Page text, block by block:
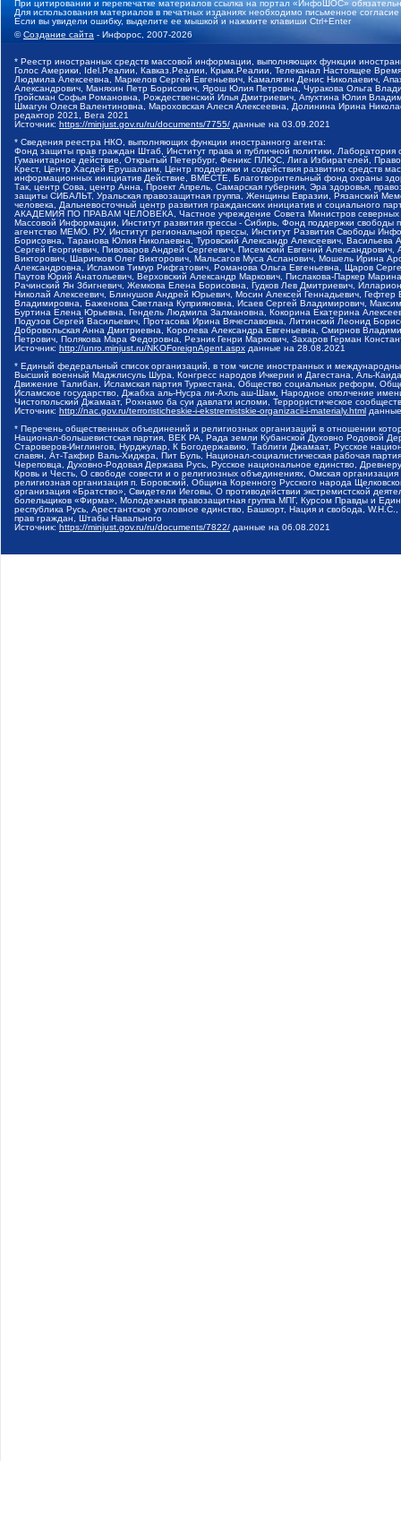
При цитировании и перепечатке материалов ссылка на портал «ИнфоШОС»
Для использования материалов в печатных изданиях необходимо письменное
Если вы увидели ошибку, выделите ее мышкой и нажмите клавиши Ctrl+Enter
©Создание сайта - Инфорос, 2007-2026
* Реестр иностранных средств массовой информации, выполняющих функции
Голос Америки, Idel.Реалии, Кавказ.Реалии, Крым.Реалии, Телеканал Настоящее
Людмила Алексеевна, Маркелов Сергей Евгеньевич, Камалягин Денис Николаевич,
Александрович, Маняхин Петр Борисович, Ярош Юлия Петровна, Чуракова Ольга
Гройсман Софья Романовна, Рождественский Илья Дмитриевич, Апухтина Юлия
Шмагун Олеся Валентиновна, Мароховская Алеся Алексеевна, Долинина Ирина
редактор 2021, Вега 2021
Источник: https://minjust.gov.ru/ru/documents/7755/ данные на 03.09.2021
* Сведения реестра НКО, выполняющих функции иностранного агента:
Фонд защиты прав граждан Штаб, Институт права и публичной политики,
Гуманитарное действие, Открытый Петербург, Феникс ПЛЮС, Лига Избирателей,
Крест, Центр Хасдей Ерушалаим, Центр поддержки и содействия развитию средств
информационных инициатив Действие, ВМЕСТЕ, Благотворительный фонд охраны
Так, центр Сова, центр Анна, Проект Апрель, Самарская губерния, Эра здоровья,
защиты СИБАЛЬТ, Уральская правозащитная группа, Женщины Евразии, Рязанский
человека, Дальневосточный центр развития гражданских инициатив и социального
АКАДЕМИЯ ПО ПРАВАМ ЧЕЛОВЕКА, Частное учреждение Совета Министров северных
Массовой Информации, Институт развития прессы - Сибирь, Фонд поддержки
агентство МЕМО. РУ, Институт региональной прессы, Институт Развития Свободы
Борисовна, Таранова Юлия Николаевна, Туровский Александр Алексеевич,
Сергей Георгиевич, Пивоваров Андрей Сергеевич, Писемский Евгений
Викторович, Шарипков Олег Викторович, Мальсагов Муса Асланович, Мошель Ирина
Александровна, Исламов Тимур Рифгатович, Романова Ольга Евгеньевна, Щаров
Паутов Юрий Анатольевич, Верховский Александр Маркович, Пислакова-Паркер
Рачинский Ян Збигневич, Жемкова Елена Борисовна, Гудков Лев Дмитриевич,
Николай Алексеевич, Блинушов Андрей Юрьевич, Мосин Алексей Геннадьевич,
Владимировна, Баженова Светлана Куприяновна, Исаев Сергей Владимирович,
Буртина Елена Юрьевна, Гендель Людмила Залмановна, Кокорина Екатерина
Подузов Сергей Васильевич, Протасова Ирина Вячеславовна, Литинский Леонид
Добровольская Анна Дмитриевна, Королева Александра Евгеньевна, Смирнов
Петрович, Полякова Мара Федоровна, Резник Генри Маркович, Захаров Герман
Источник: http://unro.minjust.ru/NKOForeignAgent.aspx данные на 28.08.2021
* Единый федеральный список организаций, в том числе иностранных и
Высший военный Маджлисуль Шура, Конгресс народов Ичкерии и Дагестана, Аль-
Движение Талибан, Исламская партия Туркестана, Общество социальных реформ,
Исламское государство, Джабха аль-Нусра ли-Ахль аш-Шам, Народное ополчение
Чистопольский Джамаат, Рохнамо ба суи давлати исломи, Террористическое
Источник: http://nac.gov.ru/terroristicheskie-i-ekstremistskie-organizacii-i-materialy.html
* Перечень общественных объединений и религиозных организаций в отношении
Национал-большевистская партия, ВЕК РА, Рада земли Кубанской Духовно Родовой
Староверов-Инглингов, Нурджулар, К Богодержавию, Таблиги Джамаат, Русское
славян, Ат-Такфир Валь-Хиджра, Пит Буль, Национал-социалистическая рабочая
Череповца, Духовно-Родовая Держава Русь, Русское национальное единство,
Кровь и Честь, О свободе совести и о религиозных объединениях, Омская
религиозная организация п. Боровский, Община Коренного Русского народа
организация «Братство», Свидетели Иеговы, О противодействии экстремистской
болельщиков «Фирма», Молодежная правозащитная группа МПГ, Курсом Правды и
республика Русь, Арестантское уголовное единство, Башкорт, Нация и свобода,
прав граждан, Штабы Навального
Источник: https://minjust.gov.ru/ru/documents/7822/ данные на 06.08.2021